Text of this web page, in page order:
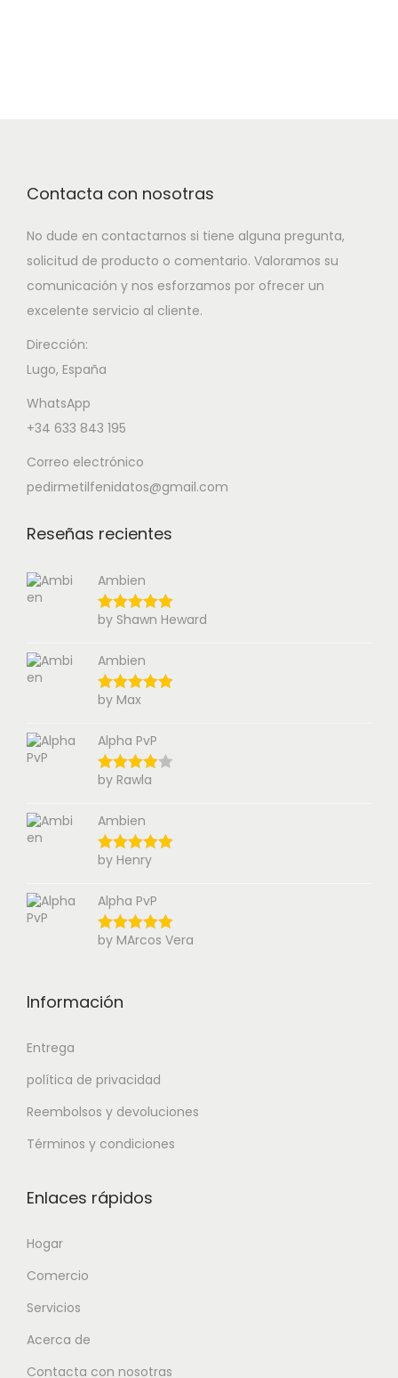
Contacta con nosotras
No dude en contactarnos si tiene alguna pregunta,
solicitud de producto o comentario. Valoramos su
comunicación y nos esforzamos por ofrecer un
excelente servicio al cliente.
Dirección:
Lugo, España
WhatsApp
+34 633 843 195
Correo electrónico
pedirmetilfenidatos@gmail.com
Reseñas recientes
Ambien
by Shawn Heward
Ambien
by Max
Alpha PvP
by Rawla
Ambien
by Henry
Alpha PvP
by MArcos Vera
Información
Entrega
política de privacidad
Reembolsos y devoluciones
Términos y condiciones
Enlaces rápidos
Hogar
Comercio
Servicios
Acerca de
Contacta con nosotras